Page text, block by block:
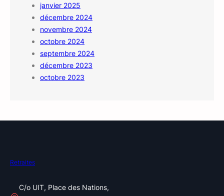
janvier 2025
décembre 2024
novembre 2024
octobre 2024
septembre 2024
décembre 2023
octobre 2023
Retraites
C/o UIT, Place des Nations,